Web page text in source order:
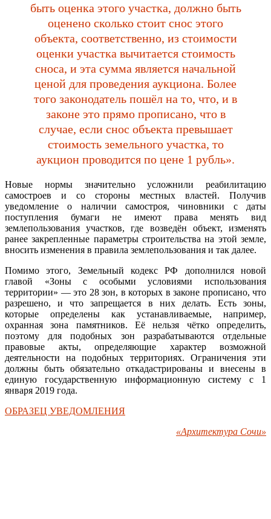
быть оценка этого участка, должно быть
оценено сколько стоит снос этого
объекта, соответственно, из стоимости
оценки участка вычитается стоимость
сноса, и эта сумма является начальной
ценой для проведения аукциона. Более
того законодатель пошёл на то, что, и в
законе это прямо прописано, что в
случае, если снос объекта превышает
стоимость земельного участка, то
аукцион проводится по цене 1 рубль».
Новые нормы значительно усложнили реабилитацию
самостроев и со стороны местных властей. Получив
уведомление о наличии самостроя, чиновники с даты
поступления бумаги не имеют права менять вид
землепользования участков, где возведён объект, изменять
ранее закрепленные параметры строительства на этой земле,
вносить изменения в правила землепользования и так далее.
Помимо этого, Земельный кодекс РФ дополнился новой
главой «Зоны с особыми условиями использования
территории» — это 28 зон, в которых в законе прописано, что
разрешено, и что запрещается в них делать. Есть зоны,
которые определены как устанавливаемые, например,
охранная зона памятников. Её нельзя чётко определить,
поэтому для подобных зон разрабатываются отдельные
правовые акты, определяющие характер возможной
деятельности на подобных территориях. Ограничения эти
должны быть обязательно откадастрированы и внесены в
единую государственную информационную систему с 1
января 2019 года.
ОБРАЗЕЦ УВЕДОМЛЕНИЯ
«Архитектура Сочи»